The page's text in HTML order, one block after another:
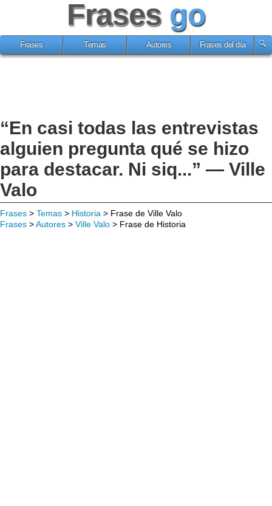
Frases go
Frases Temas Autores Frases del día
“En casi todas las entrevistas
alguien pregunta qué se hizo
para destacar. Ni siq...” — Ville
Valo
Frases > Temas > Historia > Frase de Ville Valo
Frases >Autores > Ville Valo > Frase de Historia